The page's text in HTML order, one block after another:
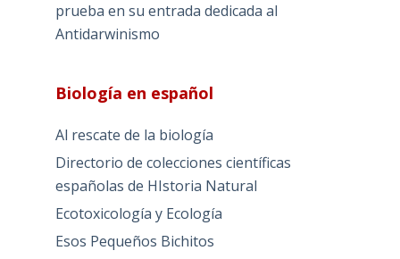
prueba en su entrada dedicada al
Antidarwinismo
Biología en español
Al rescate de la biología
Directorio de colecciones científicas
españolas de HIstoria Natural
Ecotoxicología y Ecología
Esos Pequeños Bichitos